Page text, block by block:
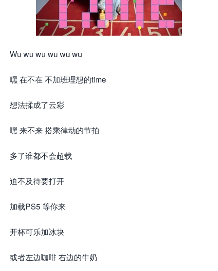
Wu wu wu wu wu wu
嘿 在不在 不加班理想的time
想法揉成了云彩
嘿 来不来 搭乘律动的节拍
多了谁都不会超载
迫不及待要打开
加载PS5 等你来
开杯可乐加冰块
或者左边咖啡 右边的牛奶